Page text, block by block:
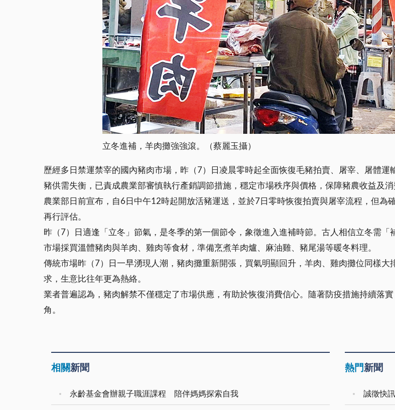
立冬進補，羊肉攤強強滾。（蔡麗玉攝）
歷經多日禁運禁宰的國內豬肉市場，昨（7）日凌晨零時起全面恢復毛豬拍賣、屠宰、屠體
豬供需失衡，已責成農業部審慎執行產銷調節措施，穩定市場秩序與價格，保障豬農收益及消
農業部日前宣布，自6日中午12時起開放活豬運送，並於7日零時恢復拍賣與屠宰流程，但為
再行評估。
昨（7）日適逢「立冬」節氣，是冬季的第一個節令，象徵進入進補時節。古人相信立冬需
市場採買溫體豬肉與羊肉、雞肉等食材，準備烹煮羊肉爐、麻油雞、豬尾湯等暖冬料理。
傳統市場昨（7）日一早湧現人潮，豬肉攤重新開張，買氣明顯回升，羊肉、雞肉攤位同樣
求，生意比往年更為熱絡。
業者普遍認為，豬肉解禁不僅穩定了市場供應，有助於恢復消費信心。隨著防疫措施持續落
角。
相關新聞
永齡基金會辦親子職涯課程 陪伴媽媽探索自我
熱門新聞
誠徵快訊